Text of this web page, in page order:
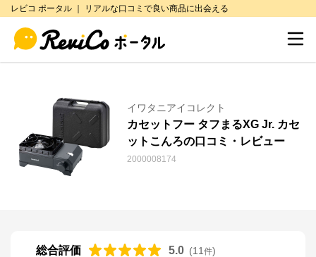
レビコ ポータル ｜ リアルな口コミで良い商品に出会える
イワタニアイコレクト
カセットフー タフまるXG Jr. カセ
ットこんろの口コミ・レビュー
2000008174
総合評価 5.0 (11 件)